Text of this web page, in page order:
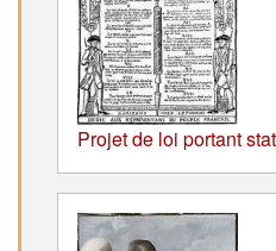
Projet de loi portant